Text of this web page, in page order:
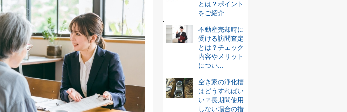
とは？ポイント
をご紹介
不動産売却時に
受ける訪問査定
とは？チェック
内容やメリット
につい...
空き家の浄化槽
はどうすればい
い？長期間使用
しない場合の措